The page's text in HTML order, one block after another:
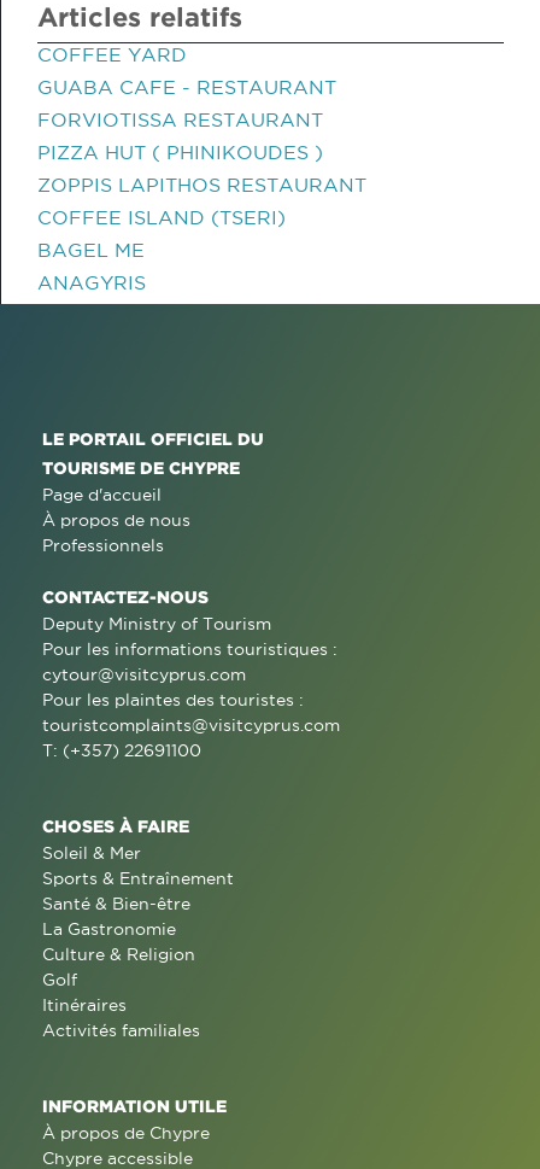
Articles relatifs
COFFEE YARD
GUABA CAFE - RESTAURANT
FORVIOTISSA RESTAURANT
PIZZA HUT ( PHINIKOUDES )
ZOPPIS LAPITHOS RESTAURANT
COFFEE ISLAND (TSERI)
BAGEL ME
ANAGYRIS
LE PORTAIL OFFICIEL DU
TOURISME DE CHYPRE
Page d'accueil
À propos de nous
Professionnels
CONTACTEZ-NOUS
Deputy Ministry of Tourism
Pour les informations touristiques :
cytour@visitcyprus.com
Pour les plaintes des touristes :
touristcomplaints@visitcyprus.com
T: (+357) 22691100
CHOSES À FAIRE
Soleil & Mer
Sports & Entraînement
Santé & Bien-être
La Gastronomie
Culture & Religion
Golf
Itinéraires
Activités familiales
INFORMATION UTILE
À propos de Chypre
Chypre accessible